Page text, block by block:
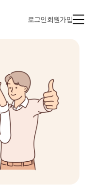
로그인회원가입